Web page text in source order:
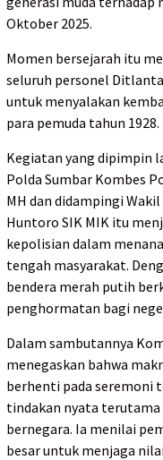
Oktober 2025.
Momen bersejarah itu
seluruh personel
untuk menyalakan
para pemuda tahun 1928.
Kegiatan yang dipimpin
Polda Sumbar Kombes
MH dan didampingi
Huntoro SIK MIK itu
kepolisian dalam
tengah masyarakat.
bendera merah putih
penghormatan bagi
Dalam sambutannya
menegaskan bahwa
berhenti pada seremoni
tindakan nyata terutama
bernegara. Ia menilai
besar untuk menjaga